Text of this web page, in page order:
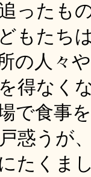
ったも
もたち
の人々
得なく
で食事
惑うが
たくま